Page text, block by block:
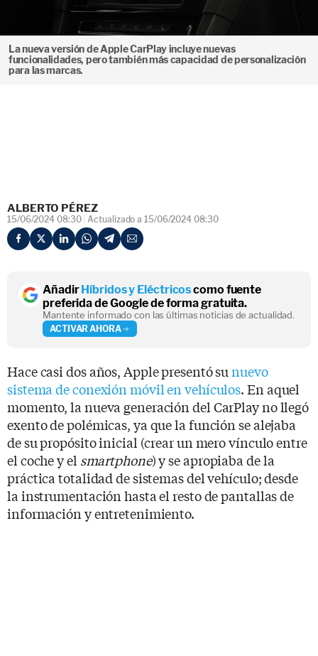
La nueva versión de Apple CarPlay incluye nuevas
funcionalidades, pero también más capacidad de personalización
para las marcas.
ALBERTO PÉREZ
15/06/2024 08:30 Actualizado a 15/06/2024 08:30
AñadirHíbridos y Eléctricoscomo fuente
preferida de Google de forma gratuita.
Mantente informado con las últimas noticias de actualidad.
ACTIVAR AHORA
Hace casi dos años, Apple presentó sunuevo
sistema de conexión móvil en vehículos. En aquel
momento, la nueva generación del CarPlay no llegó
exento de polémicas, ya que la función se alejaba
de su propósito inicial (crear un mero vínculo entre
el coche y el smartphone) y se apropiaba de la
práctica totalidad de sistemas del vehículo; desde
la instrumentación hasta el resto de pantallas de
información y entretenimiento.